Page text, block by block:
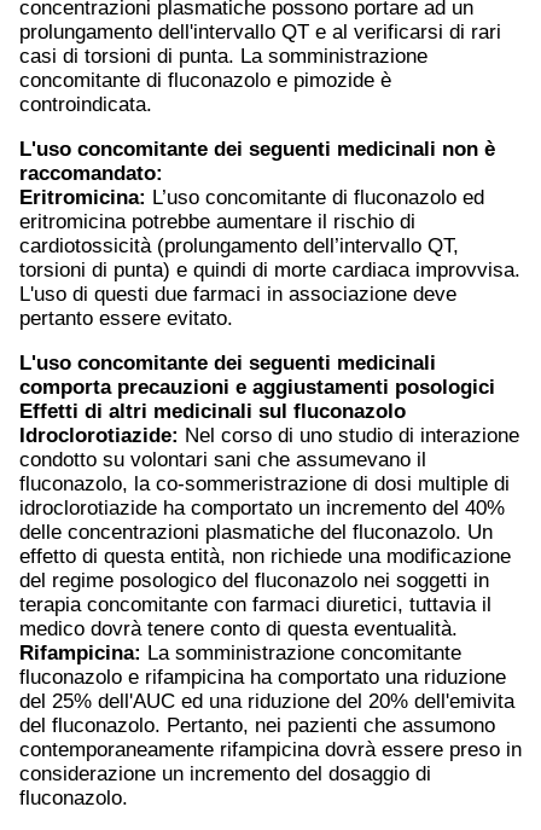
concentrazioni plasmatiche possono portare ad un
prolungamento dell'intervallo QT e al verificarsi di rari
casi di torsioni di punta. La somministrazione
concomitante di fluconazolo e pimozide è
controindicata.
L'uso concomitante dei seguenti medicinali non è
raccomandato:
Eritromicina: L’uso concomitante di fluconazolo ed
eritromicina potrebbe aumentare il rischio di
cardiotossicità (prolungamento dell’intervallo QT,
torsioni di punta) e quindi di morte cardiaca improvvisa.
L'uso di questi due farmaci in associazione deve
pertanto essere evitato.
L'uso concomitante dei seguenti medicinali
comporta precauzioni e aggiustamenti posologici
Effetti di altri medicinali sul fluconazolo
Idroclorotiazide: Nel corso di uno studio di interazione
condotto su volontari sani che assumevano il
fluconazolo, la co-sommeristrazione di dosi multiple di
idroclorotiazide ha comportato un incremento del 40%
delle concentrazioni plasmatiche del fluconazolo. Un
effetto di questa entità, non richiede una modificazione
del regime posologico del fluconazolo nei soggetti in
terapia concomitante con farmaci diuretici, tuttavia il
medico dovrà tenere conto di questa eventualità.
Rifampicina: La somministrazione concomitante
fluconazolo e rifampicina ha comportato una riduzione
del 25% dell'AUC ed una riduzione del 20% dell'emivita
del fluconazolo. Pertanto, nei pazienti che assumono
contemporaneamente rifampicina dovrà essere preso in
considerazione un incremento del dosaggio di
fluconazolo.